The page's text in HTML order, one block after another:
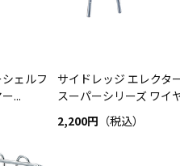
ェルフ
...
サイドレッジ エレクタ
スーパーシリーズ ワイ
2,200円 （税込）